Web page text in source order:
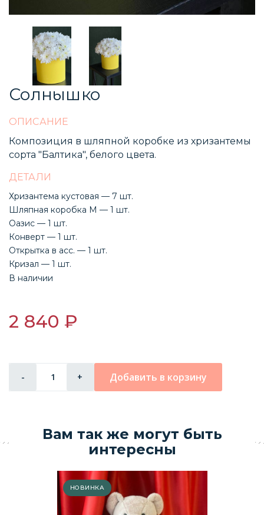
Солнышко
ОПИСАНИЕ
Композиция в шляпной коробке из хризантемы
сорта "Балтика", белого цвета.
ДЕТАЛИ
Хризантема кустовая — 7 шт.
Шляпная коробка M — 1 шт.
Оазис — 1 шт.
Конверт — 1 шт.
Открытка в асс. — 1 шт.
Кризал — 1 шт.
В наличии
2 840 ₽
- + Добавить в корзину
Вам так же могут быть
интересны
НОВИНКА